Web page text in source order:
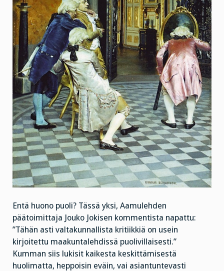
Entä huono puoli? Tässä yksi, Aamulehden
päätoimittaja Jouko Jokisen kommentista napattu:
”Tähän asti valtakunnallista kritiikkiä on usein
kirjoitettu maakuntalehdissä puolivillaisesti.”
Kumman siis lukisit kaikesta keskittämisestä
huolimatta, heppoisin eväin, vai asiantuntevasti